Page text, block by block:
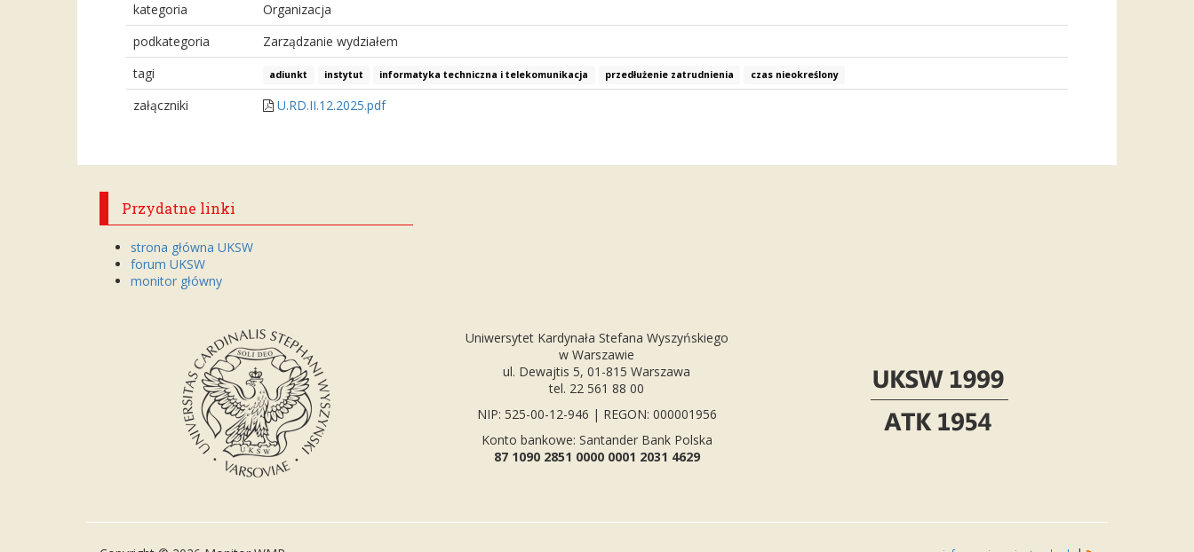
kategoria
Organizacja
podkategoria
Zarządzanie wydziałem
tagi
adiunkt instytut informatyka techniczna i telekomunikacja przedłużenie zatrudnienia czas nieokreślony
załączniki U.RD.II.12.2025.pdf
Przydatne linki
strona główna UKSW
forum UKSW
monitor główny
Uniwersytet Kardynała Stefana Wyszyńskiego
w Warszawie
ul. Dewajtis 5, 01-815 Warszawa
tel. 22 561 88 00
NIP: 525-00-12-946 | REGON: 000001956
Konto bankowe: Santander Bank Polska
87 1090 2851 0000 0001 2031 4629